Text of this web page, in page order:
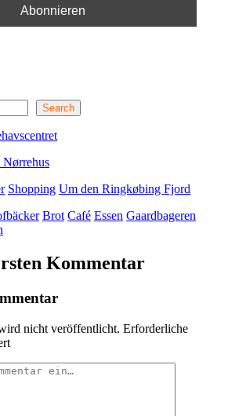
Search
Shopping Um den Ringkøbing Fjord
Brot Café Essen Gaardbageren
Kommentar
nicht veröffentlicht. Erforderliche